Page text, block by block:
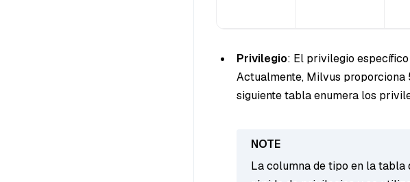
Privilegio: El privilegio específico
Actualmente, Milvus proporciona
siguiente tabla enumera los
La columna de tipo en la tabla